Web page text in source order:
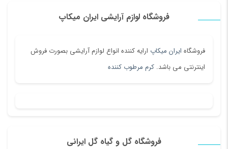
فروشگاه لوازم آرایشی ایران میکاپ
فروشگاه ایران میکاپ ارایه کننده انواع لوازم آرایشی بصورت فروش
اینترنتی می باشد. کرم مرطوب کننده
فروشگاه گل و گیاه گل ایرانی